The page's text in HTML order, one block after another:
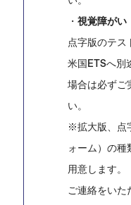
・視覚障がい
点字版のテス
米国ETSへ別
場合は必ずご
い。
※拡大版、点
ォーム）の種
用意します。
ご連絡をいた